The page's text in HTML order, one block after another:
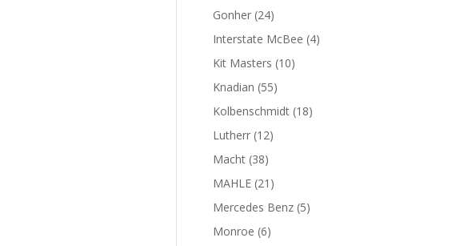
productos
Gonher 2424
productos
Interstate McBee 44
Kit Masters 1010
Knadian 5555
productos
Kolbenschmidt 1818
Lutherr 1212
Macht 3838
productos
MAHLE 21 21
productos
Mercedes Benz 55
Monroe 66